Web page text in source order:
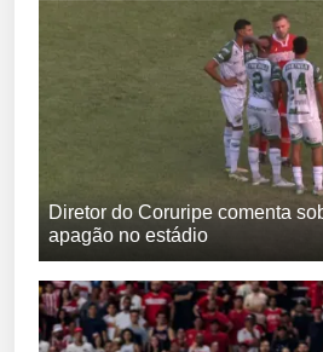
Diretor do Coruripe comenta
apagão no estádio